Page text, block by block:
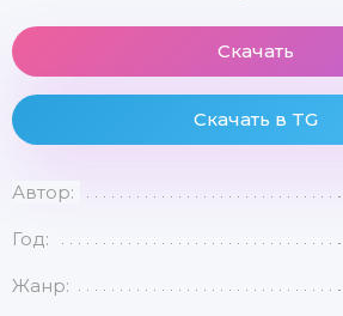
Скачать
Скачать в TG
Автор:
Год:
Жанр: